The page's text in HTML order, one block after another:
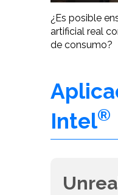
¿Es posible
artificial real
de consumo?
Intel®